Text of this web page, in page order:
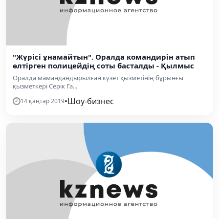
"Жүрісі ұнамайтын". Оралда командирін атып
өлтірген полицейдің соты басталды - Қылмыс
Оралда мамандандырылған күзет қызметінің бұрынғы
қызметкері Серік Га...
14 қаңтар 2019•Шоу-бизнес